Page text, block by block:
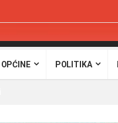
OPĆINE POLITIKA